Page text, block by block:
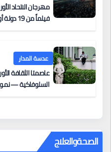
فيلماً من 19 دولة أوروبية بالدخول المجاني
عدسة المدار
السلوفاكية —
الصحةوالعلاج